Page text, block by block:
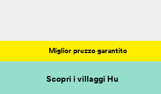
Miglior prezzo garantito
Scopri i villaggi Hu